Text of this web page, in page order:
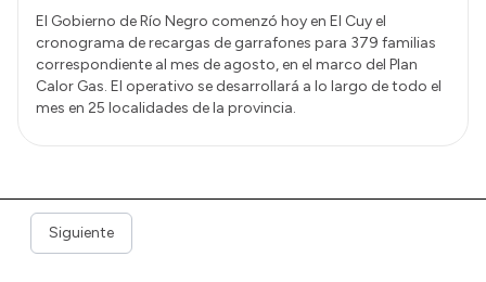
El Gobierno de Río Negro comenzó hoy en El Cuy el
cronograma de recargas de garrafones para 379 familias
correspondiente al mes de agosto, en el marco del Plan
Calor Gas. El operativo se desarrollará a lo largo de todo el
mes en 25 localidades de la provincia.
Siguiente